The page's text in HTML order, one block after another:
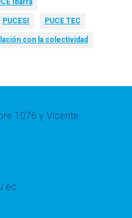
Ibarra
PUCESI PUCE TEC
con la colectividad
1076 y Vicente